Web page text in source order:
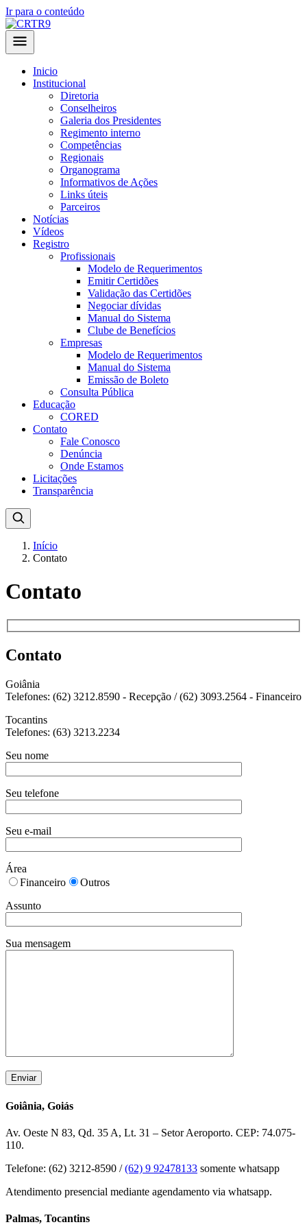
Ir para o conteúdo
Inicio
Institucional
Diretoria
Conselheiros
Galeria dos Presidentes
Regimento interno
Competências
Regionais
Organograma
Informativos de Ações
Links úteis
Parceiros
Notícias
Vídeos
Registro
Profissionais
Modelo de Requerimentos
Emitir Certidões
Validação das Certidões
Negociar dívidas
Manual do Sistema
Clube de Benefícios
Empresas
Modelo de Requerimentos
Manual do Sistema
Emissão de Boleto
Consulta Pública
Educação
CORED
Contato
Fale Conosco
Denúncia
Onde Estamos
Licitações
Transparência
Início
Contato
Contato
Contato
Goiânia
Telefones: (62) 3212.8590 - Recepção / (62) 3093.2564 - Financeiro
Tocantins
Telefones: (63) 3213.2234
Seu nome
Seu telefone
Seu e-mail
Área
Financeiro
Outros
Assunto
Sua mensagem
Goiânia, Goiás
Av. Oeste N 83, Qd. 35 A, Lt. 31 – Setor Aeroporto. CEP: 74.075-
110.
Telefone: (62) 3212-8590 /(62) 9 92478133 somente whatsapp
Atendimento presencial mediante agendamento via whatsapp.
Palmas, Tocantins